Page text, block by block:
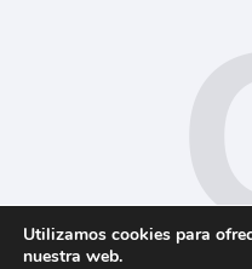
Utilizamos cookies para
nuestra web.